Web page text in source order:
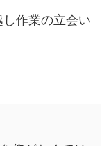
作業の立会い